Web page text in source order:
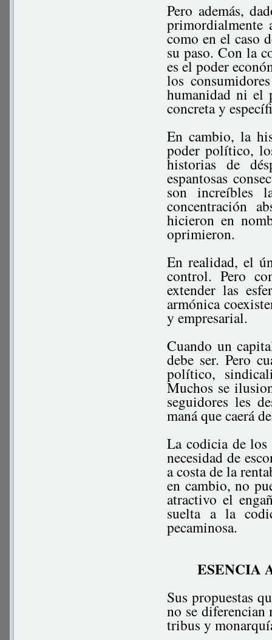
Pero además,
primordialmente
como en el caso
su paso. Con la
es el poder
los
humanidad ni el
concreta y
En cambio, la
poder político,
historias de
espantosas
son increíbles
concentración
hicieron en
oprimieron.
En realidad, el
control. Pero
extender las
armónica
y empresarial.
Cuando un
debe ser. Pero
político,
Muchos se
seguidores les
maná que caerá
La codicia de los
necesidad de
a costa de la
en cambio, no
atractivo el
suelta a la
pecaminosa.
ESENCIA
Sus propuestas
no se diferencian
tribus y